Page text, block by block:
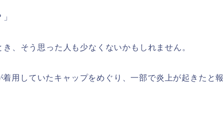
、そう思った人も少なくないかもしれません。
用していたキャップをめぐり、一部で炎上が起きたと報